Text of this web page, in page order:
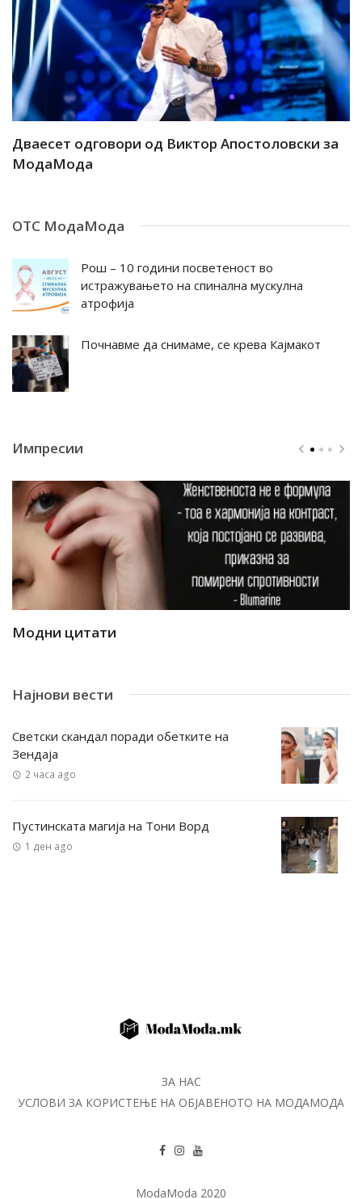
Дваесет одговори од Виктор Апостоловски за
МодаМода
ОТС МодаМода
Рош – 10 години посветеност во
истражувањето на спинална мускулна
атрофија
Почнавме да снимаме, се крева Кајмакот
Импресии
Модни цитати
Најнови вести
Светски скандал поради обетките на
Зендаја
2 часа ago
Пустинската магија на Тони Ворд
1 ден ago
ЗА НАС
УСЛОВИ ЗА КОРИСТЕЊЕ НА ОБЈАВЕНОТО НА МОДАМОДА
ModaModa 2020